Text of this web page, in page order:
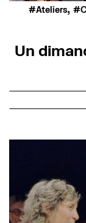
Ateliers,
Un